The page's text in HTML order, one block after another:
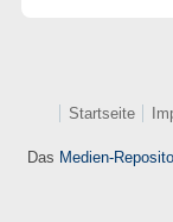
Startseite
Das Medien-